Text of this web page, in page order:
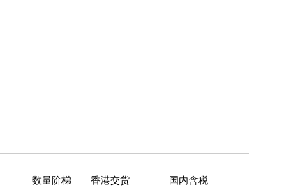
数量阶梯 香港交货
国内含税